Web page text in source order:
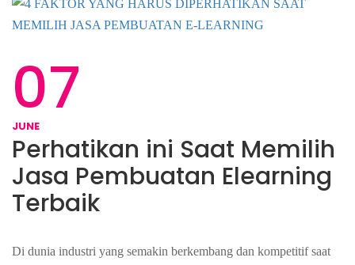
07
JUNE
Perhatikan ini Saat Memilih
Jasa Pembuatan Elearning
Terbaik
Di dunia industri yang semakin berkembang dan kompetitif saat